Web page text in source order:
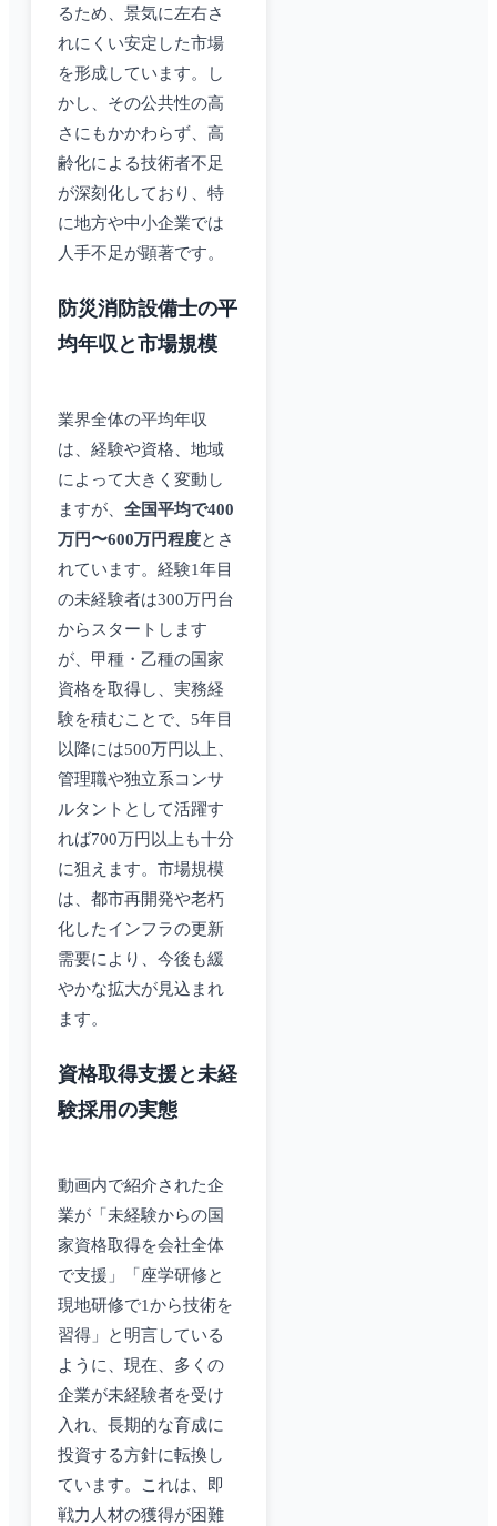
るため、景気に左右さ
れにくい安定した市場
を形成しています。し
かし、その公共性の高
さにもかかわらず、高
齢化による技術者不足
が深刻化しており、特
に地方や中小企業では
人手不足が顕著です。
防災消防設備士の平
均年収と市場規模
業界全体の平均年収
は、経験や資格、地域
によって大きく変動し
ますが、 全国平均で400
万円〜600万円程度とさ
れています。経験1年目
の未経験者は300万円台
からスタートします
が、甲種・乙種の国家
資格を取得し、実務経
験を積むことで、5年目
以降には500万円以上、
管理職や独立系コンサ
ルタントとして活躍す
れば700万円以上も十分
に狙えます。市場規模
は、都市再開発や老朽
化したインフラの更新
需要により、今後も緩
やかな拡大が見込まれ
ます。
資格取得支援と未経
験採用の実態
動画内で紹介された企
業が「未経験からの国
家資格取得を会社全体
で支援」「座学研修と
現地研修で1から技術を
習得」と明言している
ように、現在、多くの
企業が未経験者を受け
入れ、長期的な育成に
投資する方針に転換し
ています。これは、即
戦力人材の獲得が困難